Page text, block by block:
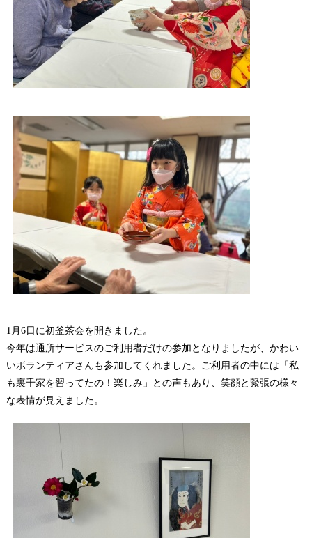
1月6日に初釜茶会を開きました。
今年は通所サービスのご利用者だけの参加となりましたが、かわい
いボランティアさんも参加してくれました。ご利用者の中には「私
も裏千家を習ってたの！楽しみ」との声もあり、笑顔と緊張の様々
な表情が見えました。